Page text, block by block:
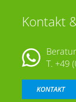
Kontakt
T. +49
KONTAKT